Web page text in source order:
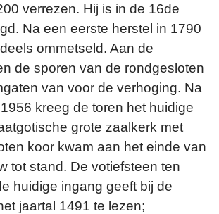
verrezen. Hij is in de 16de
Na een eerste herstel in 1790
ommetseld. Aan de
de sporen van de rondgesloten
van voor de verhoging. Na
kreeg de toren het huidige
grote zaalkerk met
koor kwam aan het einde van
tot stand. De votiefsteen ten
huidige ingang geeft bij de
jaartal 1491 te lezen;